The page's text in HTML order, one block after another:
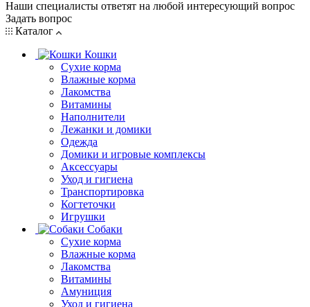
Наши специалисты ответят на любой интересующий вопрос
Задать вопрос
Каталог
Кошки
Сухие корма
Влажные корма
Лакомства
Витамины
Наполнители
Лежанки и домики
Одежда
Домики и игровые комплексы
Аксессуары
Уход и гигиена
Транспортировка
Когтеточки
Игрушки
Собаки
Сухие корма
Влажные корма
Лакомства
Витамины
Амуниция
Уход и гигиена